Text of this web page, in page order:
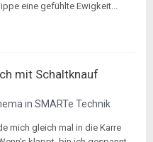
eine gefühlte Ewigkeit...
mit Schaltknauf
in SMARTe Technik
mich gleich mal in die Karre